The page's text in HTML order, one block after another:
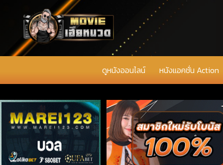
ดูหนังออนไลน์ หนังแอคชั่น Action